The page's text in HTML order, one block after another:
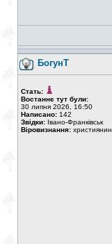
БогунТ
Стать:
Востаннє тут були:
30 липня 2026, 16:50
Написано: 142
Звідки: Івано-Франківськ
Віровизнання: християнин